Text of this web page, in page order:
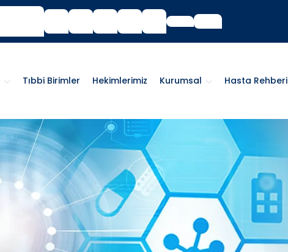
Tıbbi Birimler Hekimlerimiz Kurumsal Hasta Rehberi